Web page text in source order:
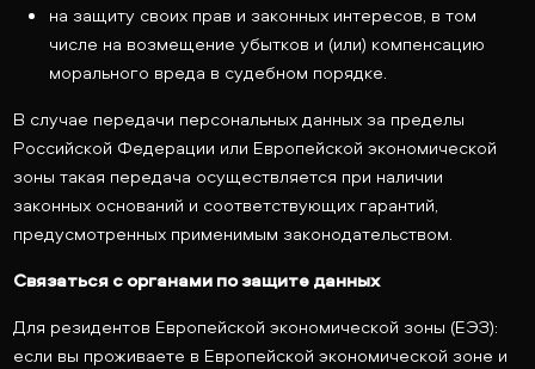
на защиту своих прав и законных интересов, в том
числе на возмещение убытков и (или) компенсацию
морального вреда в судебном порядке.
В случае передачи персональных данных за пределы
Российской Федерации или Европейской экономической
зоны такая передача осуществляется при наличии
законных оснований и соответствующих гарантий,
предусмотренных применимым законодательством.
Связаться с органами по защите данных
Для резидентов Европейской экономической зоны (ЕЭЗ):
если вы проживаете в Европейской экономической зоне и